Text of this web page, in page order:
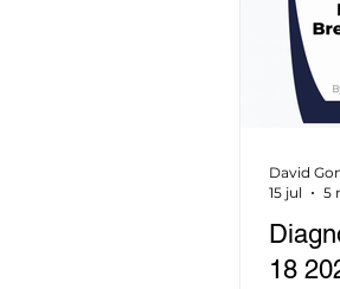
18
David
15 jul
5